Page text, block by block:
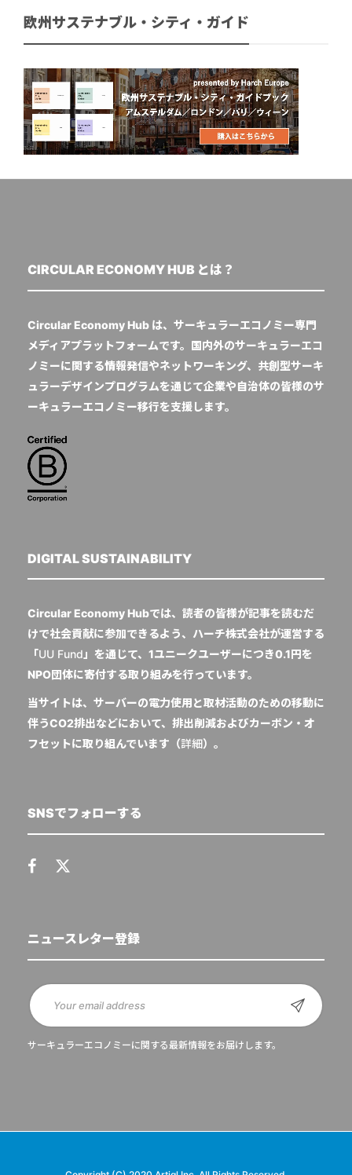
欧州サステナブル・シティ・ガイド
CIRCULAR ECONOMY HUB とは？
Circular Economy Hub は、サーキュラーエコノミー専門
メディアプラットフォームです。国内外のサーキュラーエコ
ノミーに関する情報発信やネットワーキング、共創型サーキ
ュラーデザインプログラムを通じて企業や自治体の皆様のサ
ーキュラーエコノミー移行を支援します。
DIGITAL SUSTAINABILITY
Circular Economy Hubでは、読者の皆様が記事を読むだ
けで社会貢献に参加できるよう、ハーチ株式会社が運営する
「UU Fund 」を通じて、1ユニークユーザーにつき0.1円を
NPO団体に寄付する取り組みを行っています。
当サイトは、サーバーの電力使用と取材活動のための移動に
伴うCO2排出などにおいて、排出削減およびカーボン・オ
フセットに取り組んでいます（詳細）。
SNSでフォローする
ニュースレター登録
サーキュラーエコノミーに関する最新情報をお届けします。